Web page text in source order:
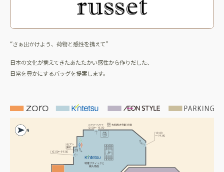
“さぁ出かけよう、荷物と感性を携えて”
日本の文化が携えてきたあたたかい感性から作りだした、
日常を豊かにするバッグを提案します。
特選ブティックと
婦人用品
大和西大寺駅 方面
セブン
銀行